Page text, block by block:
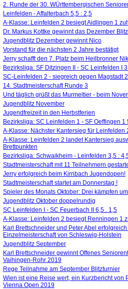
2. Runde der 30. WÜrttembergischen
Leinfelden - Affalterbach 5,5 : 2,5
A-Klasse: Leinfelden 2 besiegt Aidlingen 1
Dr. Markus Kottke gewinnt das Dezember
Jugendblitz Dezember gewinnt Nico
Vorstand für die nächsten 2 Jahre bestätigt
Jerry schafft den 7. Platz beim Heilbronner
Bezirksliga: SF Ditzingen II - SC Leinfelden I
SC-Leinfelden 2 - siegreich gegen Magstadt 2
14. Stadtmeisterschaft Runde 3
Und täglich grüßt das Murmeltier - beim
Jugendblitz November
Jugendfreizeit in den Herbstferien
Bezirksliga: SC Leinfelden 1 - SF Oeffingen 1
A-Klasse: Nächster Kantersieg für Leinfelden
A-Klasse: Leinfelden 2 landet Kantersieg
Brettpunkten
Bezirksliga: Schwaikheim - Leinfelden 3,5 :
Stadtmeisterschaft mit 11 Teilnehmern
Jerry erfolgreich beim Kirnbach Jugendopen!
Stadtmeisterschaft startet am Donnerstag !
Spieler des Monats Oktober: Drei kämpfen
Jugendblitz Oktober doppelrundig
SC Leinfelden I - SC Feuerbach II 6,5 . 1,5
A-Klasse: Leinfelden 2 besiegt Renningen 1
Karl Brettschneider und Peter Abel
Einzelmeisterschaft von Schleswig-Holstein
Jugendblitz September
Karl Brettschneider gewinnt Offenes
Vaihingen-Rohr 2019
Rege Teilnahme am September Blitzturnier
Wien ist eine Reise wert, ein Kurzbericht von
Vienna Open 2019